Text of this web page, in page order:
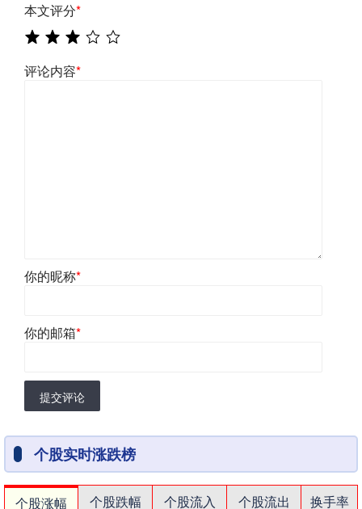
本文评分*
评论内容*
你的昵称*
你的邮箱*
提交评论
个股实时涨跌榜
个股涨幅 个股跌幅 个股流入 个股流出
换手率